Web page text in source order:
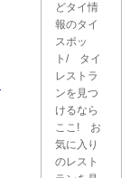
どタイ情
報のタイ
スポッ
ト/ タイ
レストラ
ンを見つ
けるなら
ここ! お
気に入り
のレスト